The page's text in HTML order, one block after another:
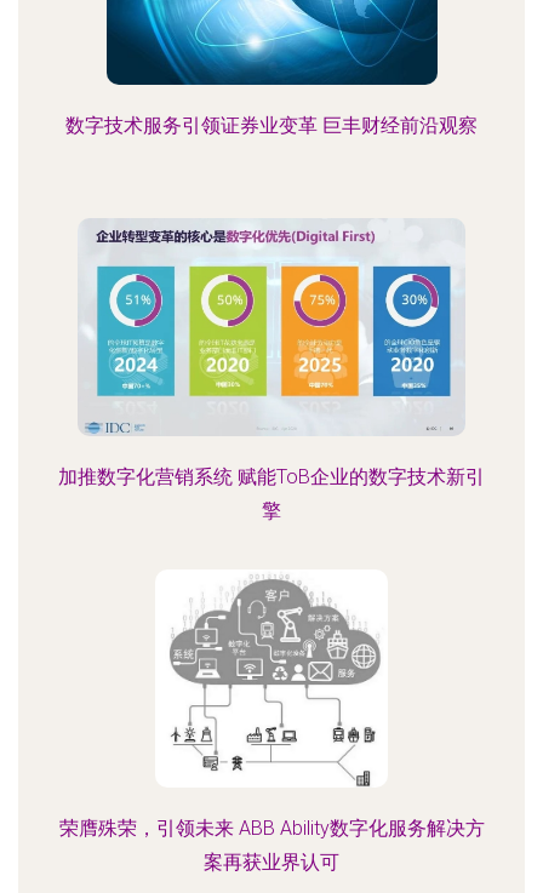
数字技术服务引领证券业变革 巨丰财经前沿观察
加推数字化营销系统 赋能ToB企业的数字技术新引
擎
荣膺殊荣，引领未来 ABB Ability数字化服务解决方
案再获业界认可